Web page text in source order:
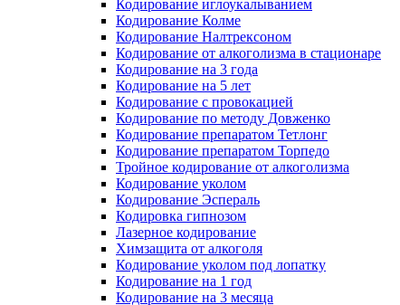
Кодирование иглоукалыванием
Кодирование Колме
Кодирование Налтрексоном
Кодирование от алкоголизма в стационаре
Кодирование на 3 года
Кодирование на 5 лет
Кодирование с провокацией
Кодирование по методу Довженко
Кодирование препаратом Тетлонг
Кодирование препаратом Торпедо
Тройное кодирование от алкоголизма
Кодирование уколом
Кодирование Эспераль
Кодировка гипнозом
Лазерное кодирование
Химзащита от алкоголя
Кодирование уколом под лопатку
Кодирование на 1 год
Кодирование на 3 месяца